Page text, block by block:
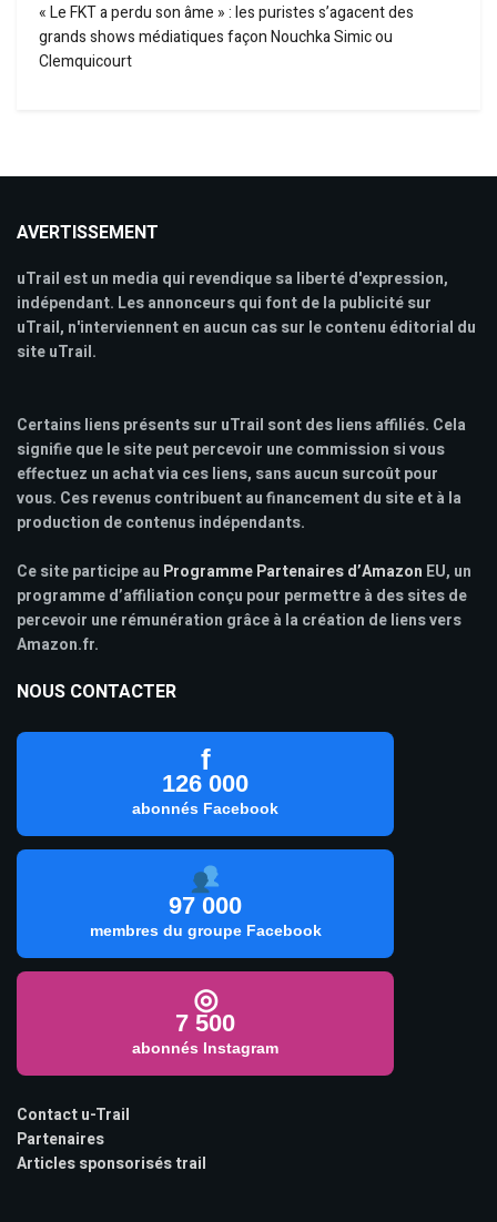
« Le FKT a perdu son âme » : les puristes s’agacent des
grands shows médiatiques façon Nouchka Simic ou
Clemquicourt
AVERTISSEMENT
uTrail est un media qui revendique sa liberté d'expression,
indépendant. Les annonceurs qui font de la publicité sur
uTrail, n'interviennent en aucun cas sur le contenu éditorial du
site uTrail.
Certains liens présents sur uTrail sont des liens affiliés. Cela
signifie que le site peut percevoir une commission si vous
effectuez un achat via ces liens, sans aucun surcoût pour
vous. Ces revenus contribuent au financement du site et à la
production de contenus indépendants.
Ce site participe au Programme Partenaires d’Amazon EU, un
programme d’affiliation conçu pour permettre à des sites de
percevoir une rémunération grâce à la création de liens vers
Amazon.fr.
NOUS CONTACTER
f
126 000
abonnés Facebook
97 000
membres du groupe Facebook
◎
7 500
abonnés Instagram
Contact u-Trail
Partenaires
Articles sponsorisés trail